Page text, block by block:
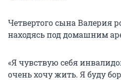
Четвертого сына Валерия
находясь под домашним
«Я чувствую себя
очень хочу жить. Я буду